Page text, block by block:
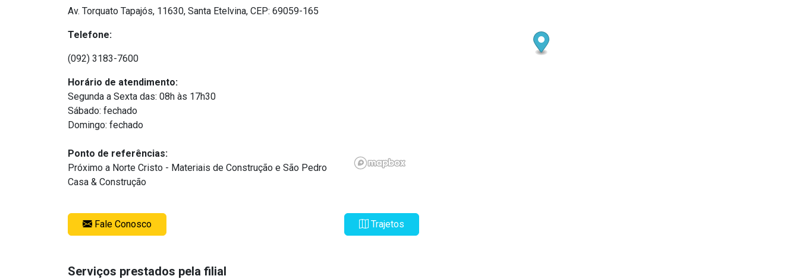
Av. Torquato Tapajós, 11630, Santa Etelvina, CEP: 69059-165
Telefone:
(092) 3183-7600
Horário de atendimento:
Segunda a Sexta das: 08h às 17h30
Sábado: fechado
Domingo: fechado
Ponto de referências:
Próximo a Norte Cristo - Materiais de Construção e São Pedro
Casa & Construção
Fale Conosco Trajetos
Serviços prestados pela filial